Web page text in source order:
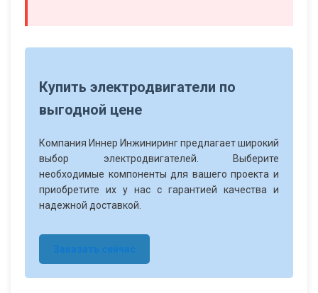
Купить электродвигатели по
выгодной цене
Компания Иннер Инжиниринг предлагает широкий
выбор электродвигателей. Выберите
необходимые компоненты для вашего проекта и
приобретите их у нас с гарантией качества и
надежной доставкой.
Заказать сейчас